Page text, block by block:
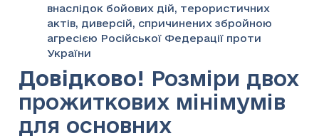
внаслідок бойових дій, терористичних
актів, диверсій, спричинених збройною
агресією Російської Федерації проти
України
Довідково! Розміри двох
прожиткових мінімумів
для основних